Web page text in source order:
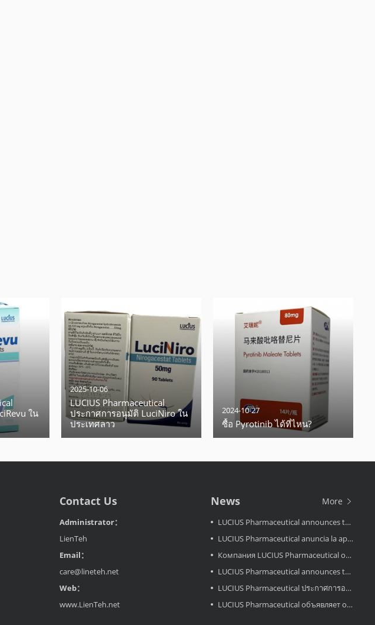
ใน
2025-10-06
LUCIUS Pharmaceutical
ประกาศการอนุมัติ LuciNiro ใน
ประเทศลาว
2024-10-27
ซื้อ Pyrotinib ได้ที่ไหน?
Contact Us
Administrator：
LienTeh
Email：
care@lineteh.net
Web：
www.LienTeh.net
News More
LUCIUS Pharmaceutical announces the approval LuciMird in Laos
LUCIUS Pharmaceutical anuncia la aprobación de LuciAcor en Laos
Компания LUCIUS Pharmaceutical объявляет об одобрении препарата LuciAcor в Лаосе.
LUCIUS Pharmaceutical announces the approval LuciAcor in Laos
LUCIUS Pharmaceutical ประกาศการอนุมัติ LuciRevu ในประเทศลาว
LUCIUS Pharmaceutical объявляет об одобрении LuciRevu в Лаосе